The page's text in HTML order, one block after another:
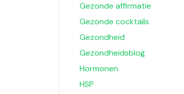
Gezonde affirmatie
Gezonde cocktails
Gezondheid
Gezondheidsblog
Hormonen
HSP